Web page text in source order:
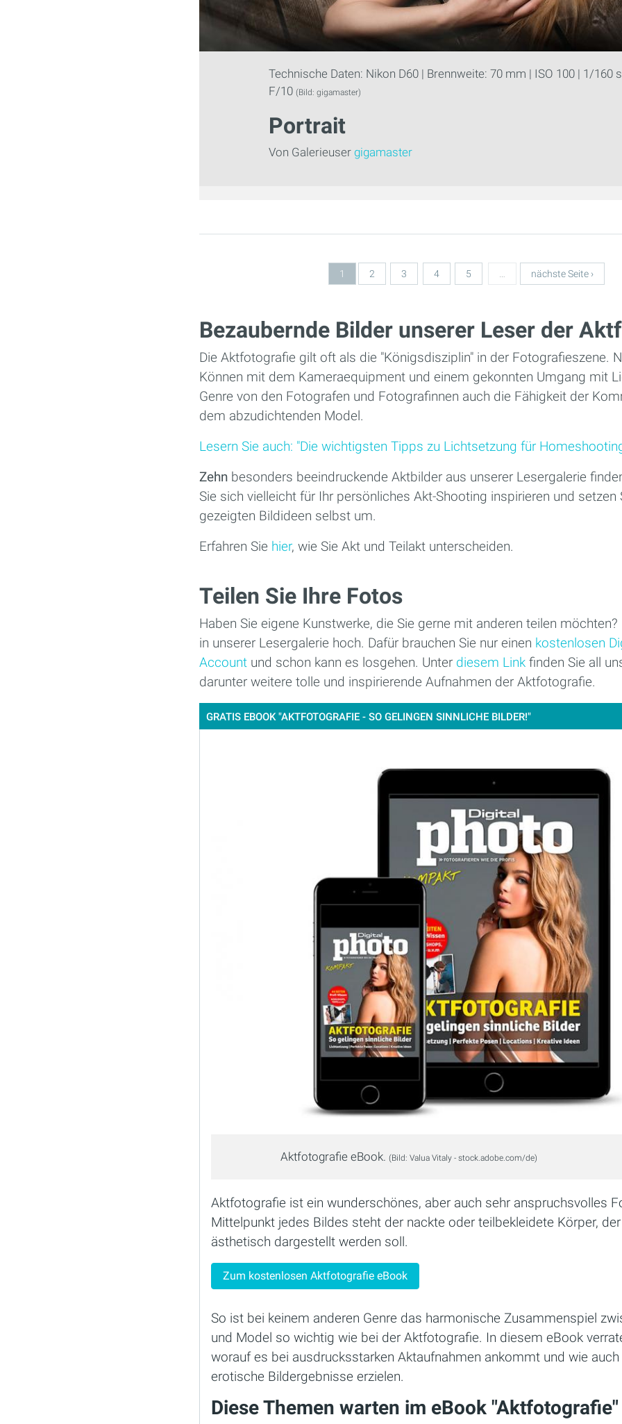
Technische Daten: Nikon D60 | Brennweite: 70 mm | ISO 100 | 1/160
F/10 (Bild: gigamaster)
Portrait
Von Galerieuser gigamaster
1 2 3 4 5 … nächste Seite ›
Bezaubernde Bilder unserer Leser der
Die Aktfotografie gilt oft als die "Königsdisziplin" in der Fotografieszene.
Können mit dem Kameraequipment und einem gekonnten Umgang mit
Genre von den Fotografen und Fotografinnen auch die Fähigkeit der
dem abzudichtenden Model.
Lesern Sie auch: "Die wichtigsten Tipps zu Lichtsetzung für
Zehn besonders beeindruckende Aktbilder aus unserer Lesergalerie
Sie sich vielleicht für Ihr persönliches Akt-Shooting inspirieren und setzen
gezeigten Bildideen selbst um.
Erfahren Sie hier, wie Sie Akt und Teilakt unterscheiden.
Teilen Sie Ihre Fotos
Haben Sie eigene Kunstwerke, die Sie gerne mit anderen teilen
in unserer Lesergalerie hoch. Dafür brauchen Sie nur einen kostenlosen
Account und schon kann es losgehen. Unter diesem Link finden Sie all
darunter weitere tolle und inspirierende Aufnahmen der Aktfotografie.
GRATIS EBOOK "AKTFOTOGRAFIE - SO GELINGEN SINNLICHE BILDER!"
Aktfotografie eBook. (Bild: Valua Vitaly - stock.adobe.com/de)
Aktfotografie ist ein wunderschönes, aber auch sehr anspruchsvolles
Mittelpunkt jedes Bildes steht der nackte oder teilbekleidete Körper,
ästhetisch dargestellt werden soll.
Zum kostenlosen Aktfotografie eBook
So ist bei keinem anderen Genre das harmonische Zusammenspiel
und Model so wichtig wie bei der Aktfotografie. In diesem eBook
worauf es bei ausdrucksstarken Aktaufnahmen ankommt und wie auch
erotische Bildergebnisse erzielen.
Diese Themen warten im eBook